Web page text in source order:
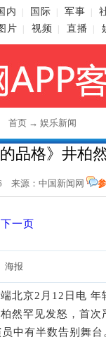
内 国际 军事
片 视频 直播
首页 → 娱乐新闻
的品格》井柏
来源： 中国新闻网
海报
北京2月12日电 年
然罕见发怒，首
中有半数告别舞台